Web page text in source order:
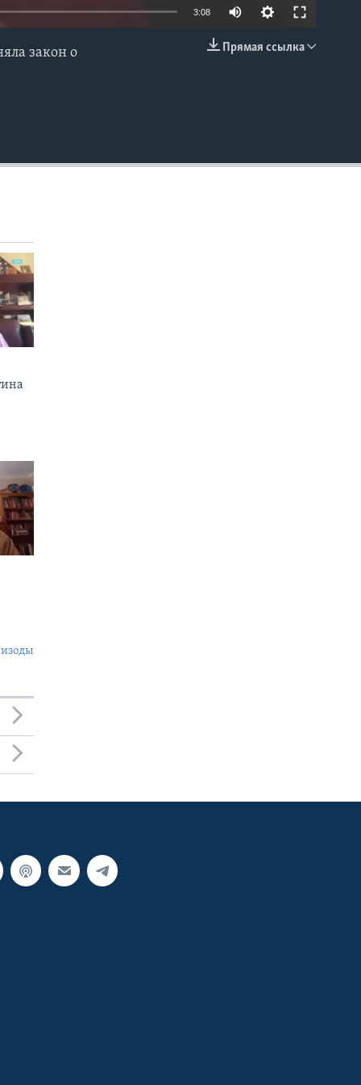
3:08
Прямая ссылка
закон о